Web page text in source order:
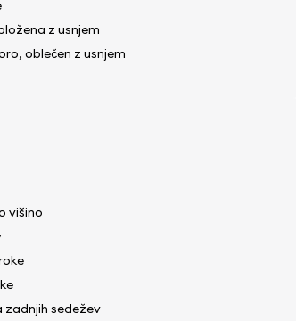
z usnjem
oblečen z usnjem
višino
zadnjih sedežev